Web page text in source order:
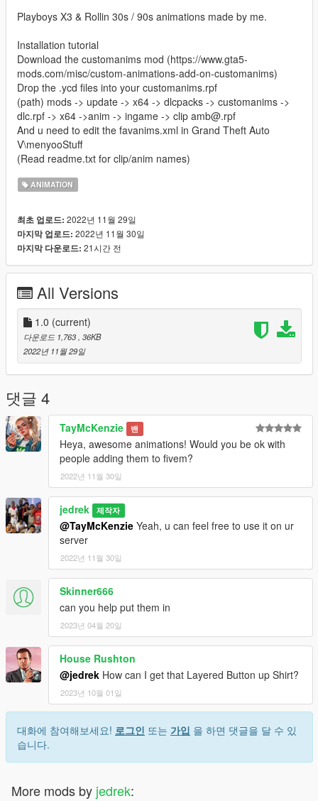
Playboys X3 & Rollin 30s / 90s animations made by me.
Installation tutorial
Download the customanims mod (https://www.gta5-
mods.com/misc/custom-animations-add-on-customanims)
Drop the .ycd files into your customanims.rpf
(path) mods -> update -> x64 -> dlcpacks -> customanims ->
dlc.rpf -> x64 ->anim -> ingame -> clip amb@.rpf
And u need to edit the favanims.xml in Grand Theft Auto
V\menyooStuff
(Read readme.txt for clip/anim names)
ANIMATION
최초 업로드: 2022년 11월 29일
마지막 업로드: 2022년 11월 30일
마지막 다운로드: 21시간 전
All Versions
1.0 (current)
다운로드 1,763, 36KB
2022년 11월 29일
댓글 4
TayMcKenzie 밴
Heya, awesome animations! Would you be ok with
people adding them to fivem?
2022년 11월 30일
jedrek 제작자
@TayMcKenzie Yeah, u can feel free to use it on ur
server
2022년 11월 30일
Skinner666
can you help put them in
2023년 04월 20일
House Rushton
@jedrek How can I get that Layered Button up Shirt?
2023년 10월 01일
대화에 참여해보세요! 로그인 또는 가입 을 하면 댓글을 달 수 있
습니다.
More mods by jedrek: